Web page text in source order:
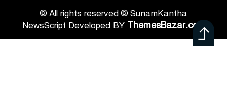
© All rights reserved © SunamKantha
NewsScript Developed BY ThemesBazar.com